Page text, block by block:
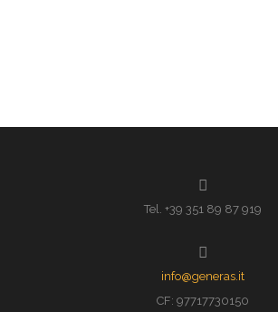
Tel. +39 351 89 87 919
info@generas.it
CF: 97717730150